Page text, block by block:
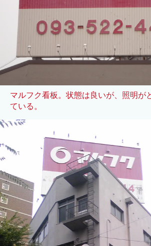
マルフク看板。状態は良いが、照明が
ている。